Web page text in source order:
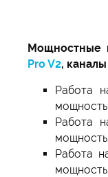
Мощностные
Pro V2,
Работа
мощность
Работа
мощность
Работа
мощность